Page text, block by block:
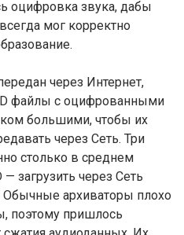
оцифровка звука, дабы
мог корректно
через Интернет,
файлы с оцифрованными
большими, чтобы их
через Сеть. Три
столько в среднем
загрузить через Сеть
архиваторы плохо
поэтому пришлось